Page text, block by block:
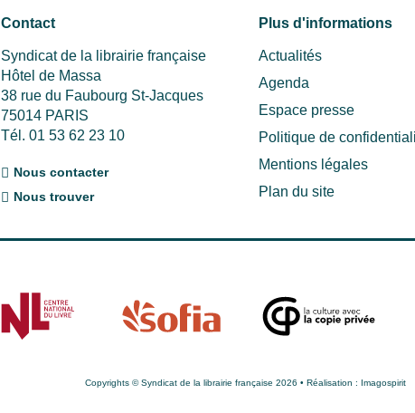
Contact
Syndicat de la librairie française
Hôtel de Massa
38 rue du Faubourg St-Jacques
75014 PARIS
Tél. 01 53 62 23 10
Nous contacter
Nous trouver
Plus d'informations
Actualités
Agenda
Espace presse
Politique de
Mentions légales
Plan du site
Copyrights © Syndicat de la librairie française 2026 • Réalisation : Imagospirit